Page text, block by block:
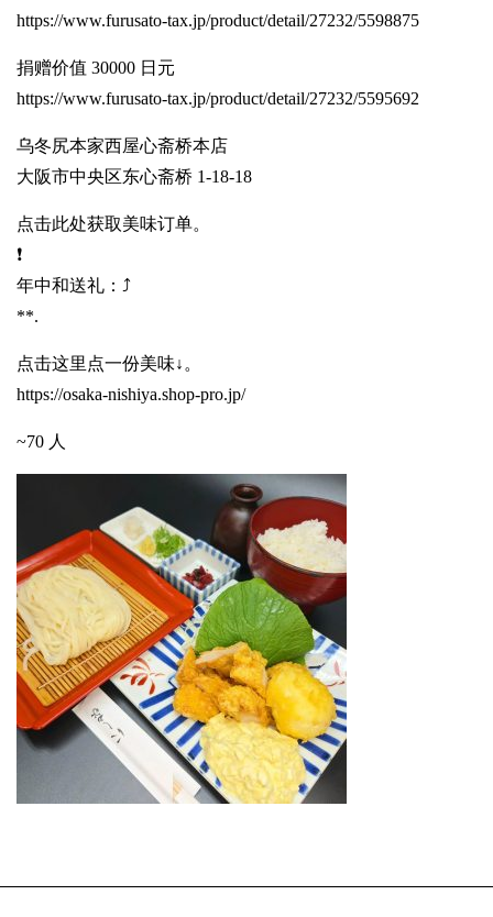
https://www.furusato-tax.jp/product/detail/27232/5598875
捐赠价值 30000 日元
https://www.furusato-tax.jp/product/detail/27232/5595692
乌冬尻本家西屋心斋桥本店
大阪市中央区东心斋桥 1-18-18
点击此处获取美味订单。
❗️
年中和送礼：⤴️
**.
点击这里点一份美味↓。
https://osaka-nishiya.shop-pro.jp/
~70 人